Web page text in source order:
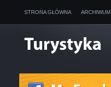
STRONA GŁÓWNA ARCHIWUM